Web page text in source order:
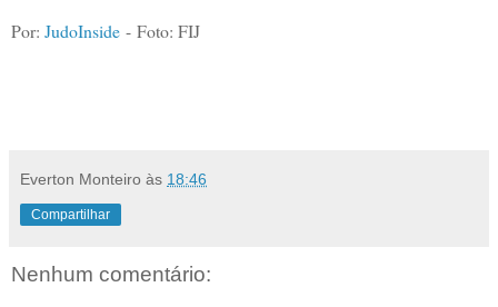
Por: JudoInside - Foto: FIJ
Everton Monteiro às 18:46
Compartilhar
Nenhum comentário: